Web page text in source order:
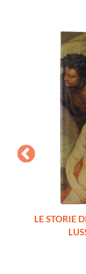
LE STORIE